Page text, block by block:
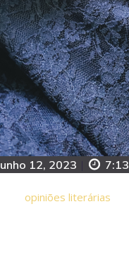
12, 2023 7:13
opiniões literárias